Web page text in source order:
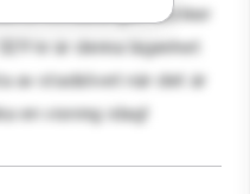
restauranger, butiker
kr är denna lägenhet
av stadslivet när det är
en visning idag!